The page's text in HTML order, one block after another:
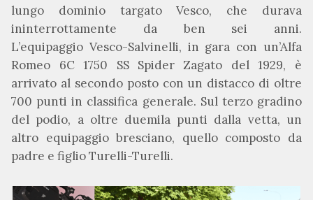
lungo dominio targato Vesco, che durava
ininterrottamente da ben sei anni.
L’equipaggio Vesco-Salvinelli, in gara con un’Alfa
Romeo 6C 1750 SS Spider Zagato del 1929, è
arrivato al secondo posto con un distacco di oltre
700 punti in classifica generale. Sul terzo gradino
del podio, a oltre duemila punti dalla vetta, un
altro equipaggio bresciano, quello composto da
padre e figlio Turelli-Turelli.